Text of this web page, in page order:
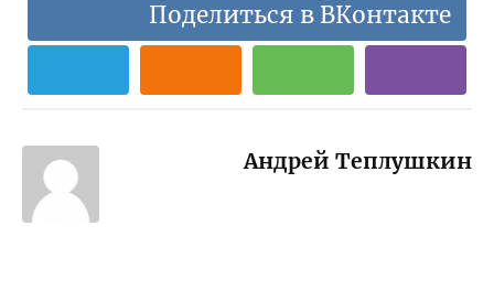
работы
Поделиться в ВКонтакте
Андрей Теплушкин